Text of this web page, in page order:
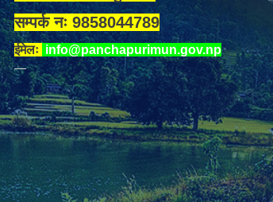
सम्पर्क नः 9858044789
ईमेलः info@panchapurimun.gov.np